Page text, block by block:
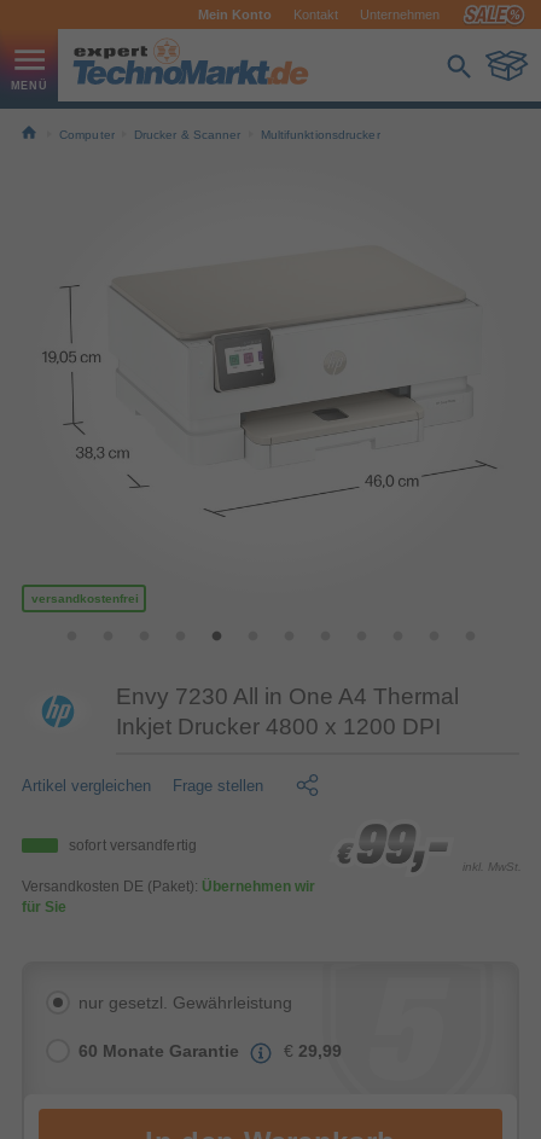
Mein Konto Kontakt Unternehmen
Computer Drucker & Scanner Multifunktionsdrucker
versandkostenfrei
Envy 7230 All in One A4 Thermal
Inkjet Drucker 4800 x 1200 DPI
Artikel vergleichen Frage stellen
sofort versandfertig
Versandkosten DE (Paket): Übernehmen wir
für Sie
€ 99,-
€ 99,-
€ 99,- inkl. MwSt.
nur gesetzl. Gewährleistung
60 Monate Garantie € 29,99